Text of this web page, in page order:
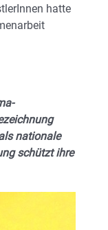
hatte
nationale
schützt ihre